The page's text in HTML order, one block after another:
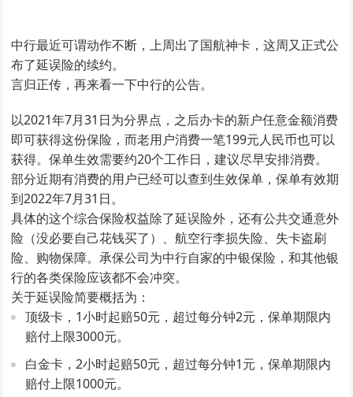
中行最近可谓动作不断，上周出了国航神卡，这周又正式公
布了延误险的续约。
言归正传，再来看一下中行的公告。
以2021年7月31日为分界点，之后办卡的新户任意金额消费
即可获得这份保险，而老用户消费一笔199元人民币也可以
获得。保单生效需要约20个工作日，建议尽早安排消费。
部分近期有消费的用户已经可以查到生效保单，保单有效期
到2022年7月31日。
具体的这个综合保险权益除了延误险外，还有公共交通意外
险（没必要自己花钱买了）、航空行李损失险、失卡盗刷
险、购物保障。承保公司为中行自家的中银保险，和其他银
行的各类保险应该都不会冲突。
关于延误险简要概括为：
顶级卡，1小时起赔50元，超过每分钟2元，保单期限内
赔付上限3000元。
白金卡，2小时起赔50元，超过每分钟1元，保单期限内
赔付上限1000元。